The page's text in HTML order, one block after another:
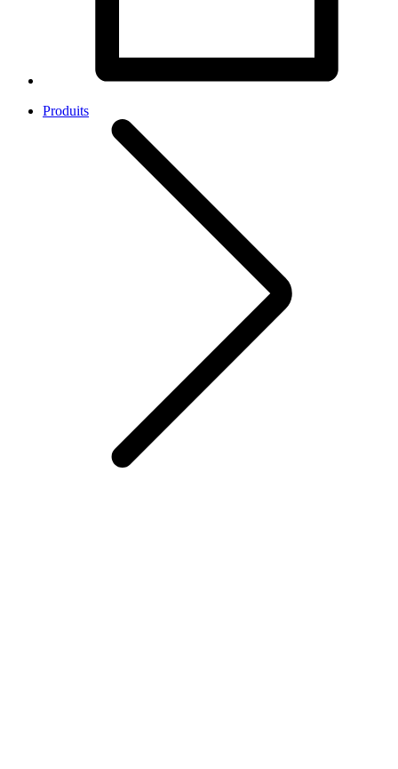
Produits